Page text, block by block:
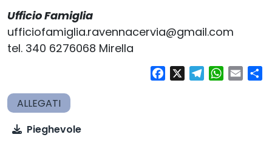
Ufficio Famiglia
ufficiofamiglia.ravennacervia@gmail.com
tel. 340 6276068 Mirella
FacebookTelegramEmail
Pieghevole